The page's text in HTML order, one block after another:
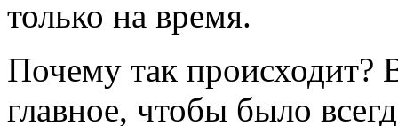
только на время.
Почему так происходит?
главное, чтобы было